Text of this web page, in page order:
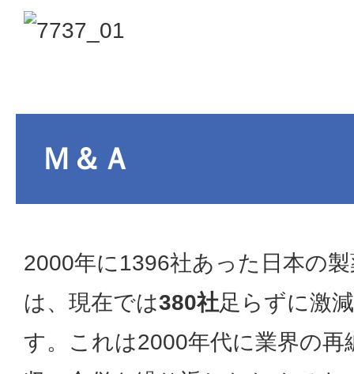
Ｍ＆Ａ
2000年に1396社あった日本の
は、現在では380社足らずに激
す。これは2000年代に業界の再